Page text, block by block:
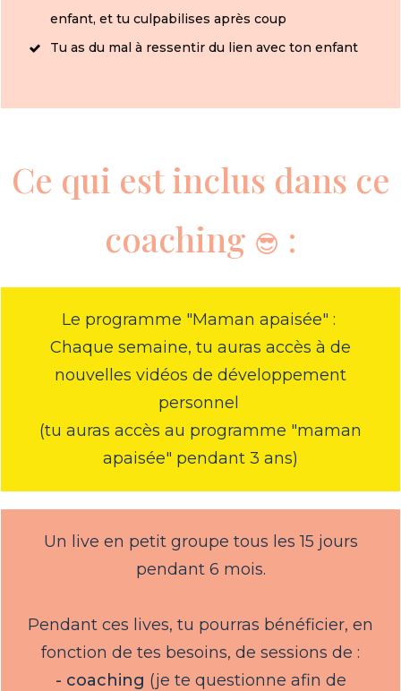
enfant, et tu culpabilises après coup
Tu as du mal à ressentir du lien avec ton enfant
Ce qui est inclus dans ce
coaching 😎 :
Le programme "Maman apaisée" :
Chaque semaine, tu auras accès à de
nouvelles vidéos de développement
personnel
(tu auras accès au programme "maman
apaisée" pendant 3 ans)
Un live en petit groupe tous les 15 jours
pendant 6 mois.
Pendant ces lives, tu pourras bénéficier, en
fonction de tes besoins, de sessions de :
- coaching (je te questionne afin de